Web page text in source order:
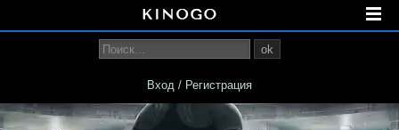
ok
Вход / Регистрация